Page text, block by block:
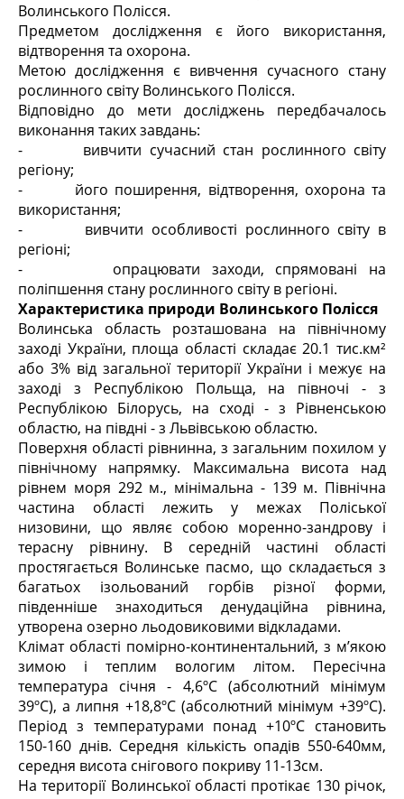
Волинського Полісся.
Предметом дослідження є його використання,
відтворення та охорона.
Метою дослідження є вивчення сучасного стану
рослинного світу Волинського Полісся.
Відповідно до мети досліджень передбачалось
виконання таких завдань:
- вивчити сучасний стан рослинного світу
регіону;
- його поширення, відтворення, охорона та
використання;
- вивчити особливості рослинного світу в
регіоні;
- опрацювати заходи, спрямовані на
поліпшення стану рослинного світу в регіоні.
Характеристика природи Волинського Полісся
Волинська область розташована на північному
заході України, площа області складає 20.1 тис.км²
або 3% від загальної території України і межує на
заході з Республікою Польща, на півночі - з
Республікою Білорусь, на сході - з Рівненською
областю, на півдні - з Львівською областю.
Поверхня області рівнинна, з загальним похилом у
північному напрямку. Максимальна висота над
рівнем моря 292 м., мінімальна - 139 м. Північна
частина області лежить у межах Поліської
низовини, що являє собою моренно-зандрову і
терасну рівнину. В середній частині області
простягається Волинське пасмо, що складається з
багатьох ізольований горбів різної форми,
південніше знаходиться денудаційна рівнина,
утворена озерно льодовиковими відкладами.
Клімат області помірно-континентальний, з м’якою
зимою і теплим вологим літом. Пересічна
температура січня - 4,6ºС (абсолютний мінімум
39ºС), а липня +18,8ºС (абсолютний мінімум +39ºС).
Період з температурами понад +10ºС становить
150-160 днів. Середня кількість опадів 550-640мм,
середня висота снігового покриву 11-13см.
На території Волинської області протікає 130 річок,